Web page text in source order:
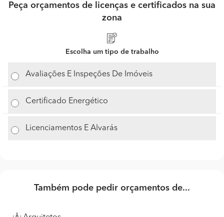
Peça orçamentos de licenças e certificados na sua
zona
Escolha um tipo de trabalho
Avaliações E Inspeções De Imóveis
Certificado Energético
Licenciamentos E Alvarás
Também pode pedir orçamentos de...